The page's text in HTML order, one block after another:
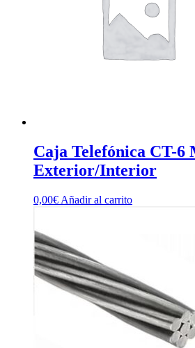
Caja Telefónica CT-6
Exterior/Interior
0,00€ Añadir al carrito